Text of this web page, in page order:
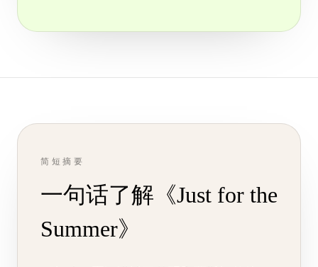
简短摘要
一句话了解《Just for the
Summer》